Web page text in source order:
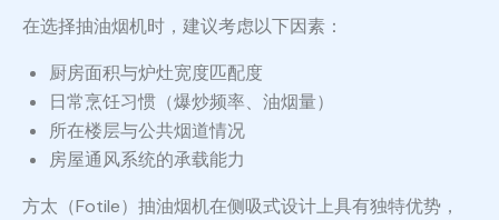
在选择抽油烟机时，建议考虑以下因素：
厨房面积与炉灶宽度匹配度
日常烹饪习惯（爆炒频率、油烟量）
所在楼层与公共烟道情况
房屋通风系统的承载能力
方太（Fotile）抽油烟机在侧吸式设计上具有独特优势，